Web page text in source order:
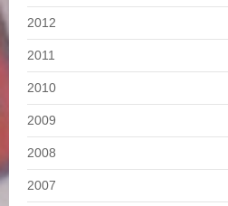
2012
2011
2010
2009
2008
2007